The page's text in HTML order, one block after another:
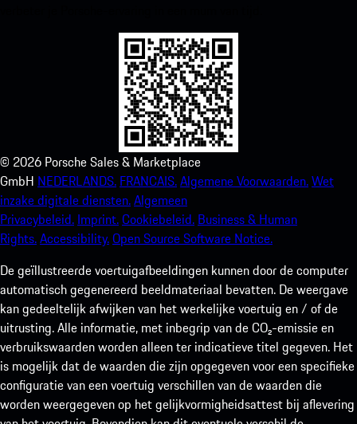
© 2026 Porsche Sales & Marketplace
GmbH NEDERLANDS. FRANCAIS.Algemene Voorwaarden.Wet
inzake digitale diensten.Algemeen
Privacybeleid. Imprint.Cookiebeleid. Business & Human
Rights.Accessibility.Open Source Software Notice.
De geïllustreerde voertuigafbeeldingen kunnen door de computer
automatisch gegenereerd beeldmateriaal bevatten. De weergave
kan gedeeltelijk afwijken van het werkelijke voertuig en / of de
uitrusting. Alle informatie, met inbegrip van de CO₂-emissie en
verbruikswaarden worden alleen ter indicatieve titel gegeven. Het
is mogelijk dat de waarden die zijn opgegeven voor een specifieke
configuratie van een voertuig verschillen van de waarden die
worden weergegeven op het gelijkvormigheidsattest bij aflevering